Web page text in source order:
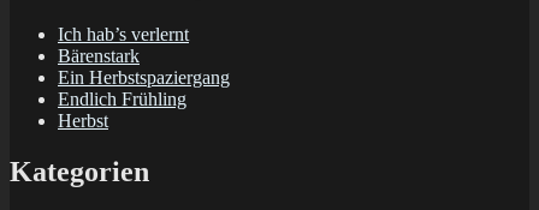
Ich hab’s verlernt
Bärenstark
Ein Herbstspaziergang
Endlich Frühling
Herbst
Kategorien